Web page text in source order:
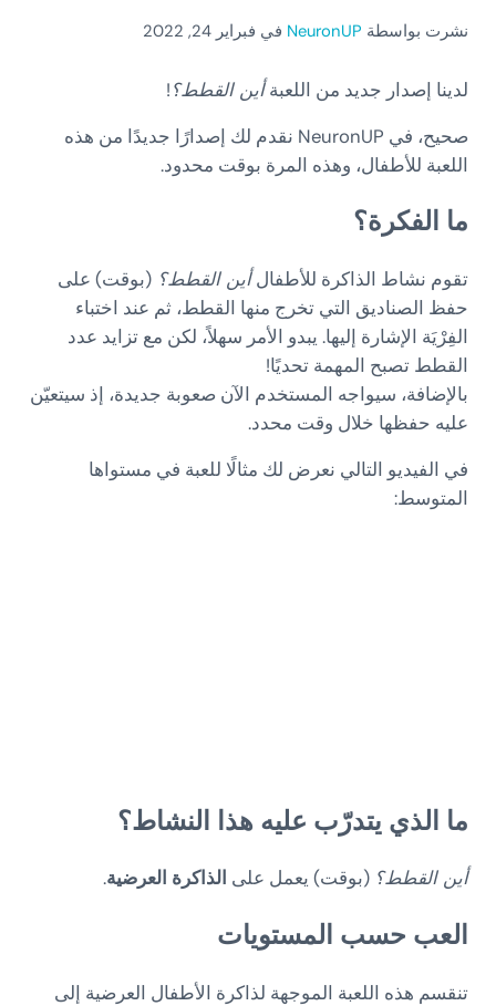
نشرت بواسطة NeuronUP في فبراير 24, 2022
لدينا إصدار جديد من اللعبةأين القطط؟!
صحيح، في NeuronUP نقدم لك إصدارًا جديدًا من هذه
اللعبة للأطفال، وهذه المرة بوقت محدود.
ما الفكرة؟
تقوم نشاط الذاكرة للأطفالأين القطط؟ (بوقت) على
حفظ الصناديق التي تخرج منها القطط، ثم عند اختباء
الفِرْيَة الإشارة إليها. يبدو الأمر سهلاً، لكن مع تزايد عدد
القطط تصبح المهمة تحديًا!
بالإضافة، سيواجه المستخدم الآن صعوبة جديدة، إذ سيتعيّن
عليه حفظها خلال وقت محدد.
في الفيديو التالي نعرض لك مثالًا للعبة في مستواها
المتوسط:
ما الذي يتدرّب عليه هذا النشاط؟
أين القطط؟ (بوقت) يعمل على الذاكرة العرضية.
العب حسب المستويات
تنقسم هذه اللعبة الموجهة لذاكرة الأطفال العرضية إلى